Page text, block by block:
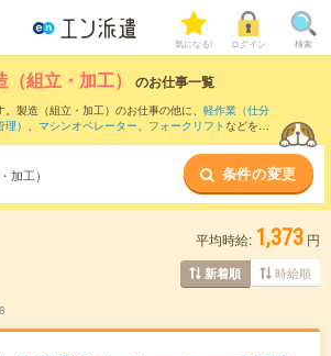
気になる! ログイン 検索
（組立・加工） のお仕事一覧
製造（組立・加工）のお仕事の他に、 軽作業（仕分
） 、 マシンオペレーター、 フォークリフトなどを取
製造（組立・加工）のお仕事とは？とは？
加工） 条件の変更
平均時給: 1,373 円
新着順 時給順